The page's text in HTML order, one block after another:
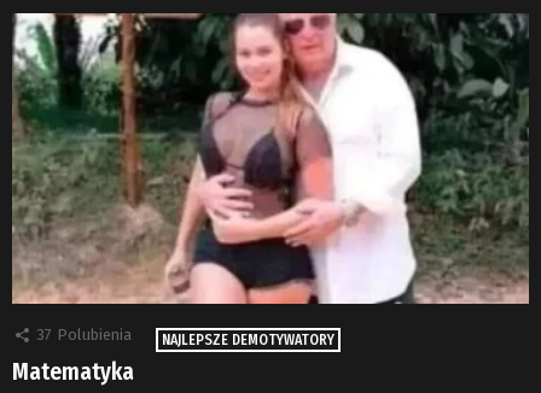
37 Polubienia NAJLEPSZE DEMOTYWATORY
Matematyka